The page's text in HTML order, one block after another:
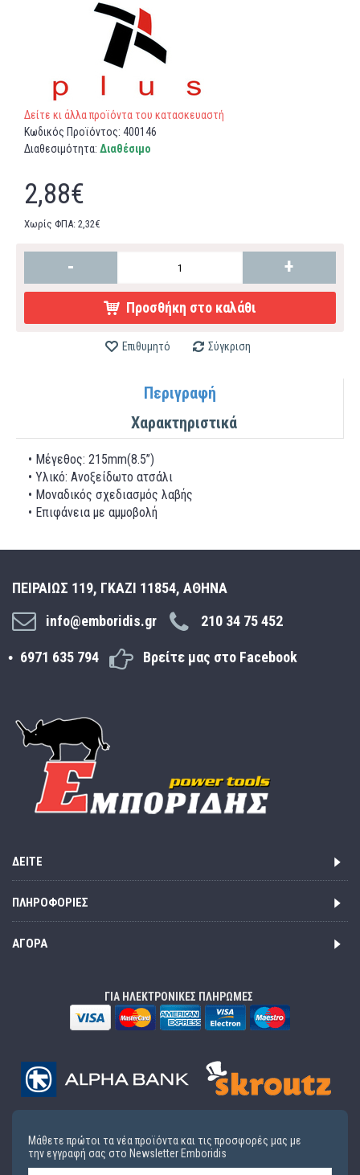
Δείτε κι άλλα προϊόντα του κατασκευαστή
Κωδικός Προϊόντος: 400146
Διαθεσιμότητα: Διαθέσιμο
2,88€
Χωρίς ΦΠΑ: 2,32€
- +
Προσθήκη στο καλάθι
Επιθυμητό Σύγκριση
Περιγραφή
Χαρακτηριστικά
• Μέγεθος: 215mm(8.5’’)
• Υλικό: Ανοξείδωτο ατσάλι
• Μοναδικός σχεδιασμός λαβής
• Επιφάνεια με αμμοβολή
ΠΕΙΡΑΙΩΣ 119, ΓΚΑΖΙ 11854, ΑΘΗΝΑ
info@emboridis.gr
210 34 75 452
6971 635 794 Βρείτε μας στο Facebook
ΔΕΊΤΕ
ΠΛΗΡΟΦΟΡΊΕΣ
ΑΓΟΡΆ
ΓΙΑ ΗΛΕΚΤΡΟΝΙΚΕΣ ΠΛΗΡΩΜΕΣ
Μάθετε πρώτοι τα νέα προϊόντα και τις προσφορές μας με
την εγγραφή σας στο Newsletter Emboridis